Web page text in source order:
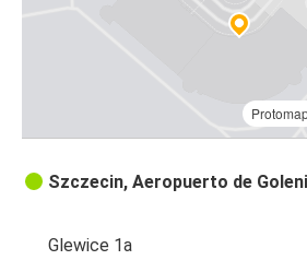
Szczecin, Aeropuerto de
Glewice 1a